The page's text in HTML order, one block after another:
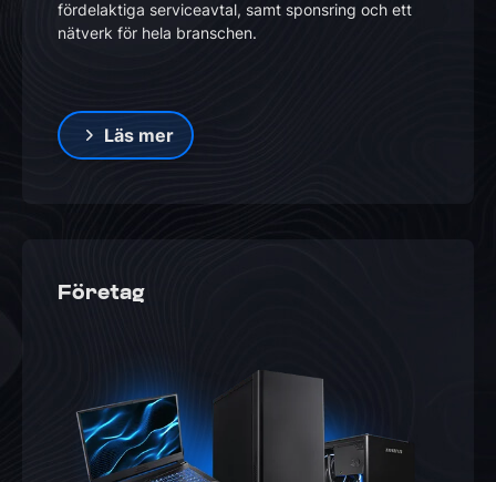
fördelaktiga serviceavtal, samt sponsring och ett
nätverk för hela branschen.
Läs mer
Företag